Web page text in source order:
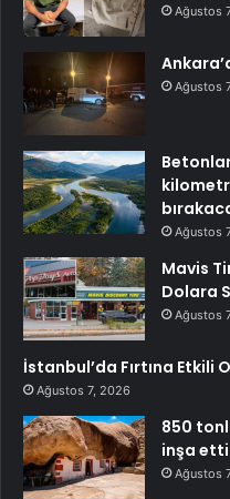
Ağustos
Ağustos
Ağustos
Mavis
Dolara
Ağustos
İstanbul’da Fırtına Etkili
Ağustos 7, 2026
850
inşa etti
Ağustos